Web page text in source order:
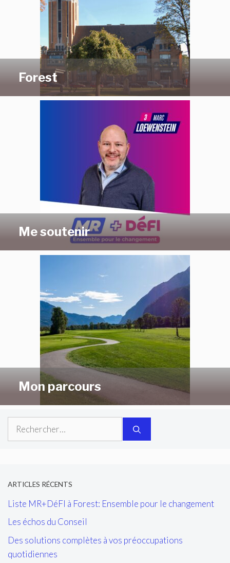
Forest
Me soutenir
Mon parcours
Rechercher :
ARTICLES RÉCENTS
Liste MR+DéFI à Forest: Ensemble pour le changement
Les échos du Conseil
Des solutions complètes à vos préoccupations
quotidiennes